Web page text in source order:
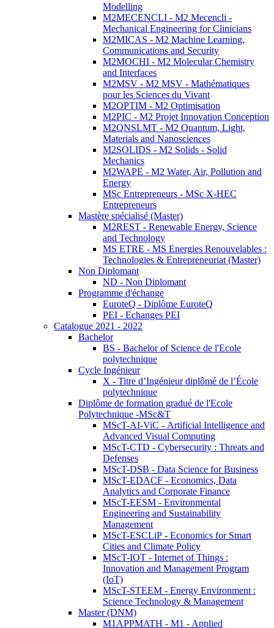
Modelling
M2MECENCLI - M2 Mecencli -
Mechanical Engineering for Clinicians
M2MICAS - M2 Machine Learning,
Communications and Security
M2MOCHI - M2 Molecular Chemistry
and Interfaces
M2MSV - M2 MSV - Mathématiques
pour les Sciences du Vivant
M2OPTIM - M2 Optimisation
M2PIC - M2 Projet Innovation Conception
M2QNSLMT - M2 Quantum, Light,
Materials and Nanosciences
M2SOLIDS - M2 Solids - Solid
Mechanics
M2WAPE - M2 Water, Air, Pollution and
Energy
MSc Entrepreneurs - MSc X-HEC
Entrepreneurs
Mastère spécialisé (Master)
M2REST - Renewable Energy, Science
and Technology
MS ETRE - MS Energies Renouvelables :
Technologies & Entrepreneuriat (Master)
Non Diplomant
ND - Non Diplomant
Programme d'échange
EuroteQ - Diplôme EuroteQ
PEI - Echanges PEI
Catalogue 2021 - 2022
Bachelor
BS - Bachelor of Science de l'Ecole
polytechnique
Cycle Ingénieur
X - Titre d’Ingénieur diplômé de l’École
polytechnique
Diplôme de formation gradué de l'Ecole
Polytechnique -MSc&T
MScT-AI-ViC - Artificial Intelligence and
Advanced Visual Computing
MScT-CTD - Cybersecurity : Threats and
Defenses
MScT-DSB - Data Science for Business
MScT-EDACF - Economics, Data
Analytics and Corporate Finance
MScT-EESM - Environmental
Engineering and Sustainability
Management
MScT-ESCLiP - Economics for Smart
Cities and Climate Policy
MScT-IOT - Internet of Things :
Innovation and Management Program
(IoT)
MScT-STEEM - Energy Environment :
Science Technology & Management
Master (DNM)
M1APPMATH - M1 - Applied